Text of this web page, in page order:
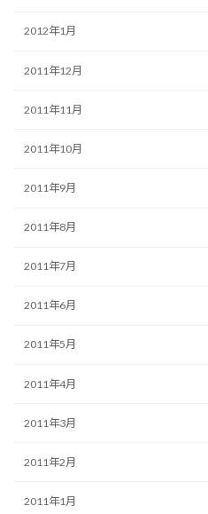
2012年1月
2011年12月
2011年11月
2011年10月
2011年9月
2011年8月
2011年7月
2011年6月
2011年5月
2011年4月
2011年3月
2011年2月
2011年1月